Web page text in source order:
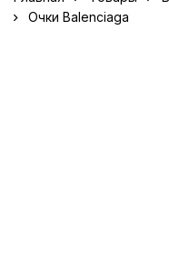
Очки Balenciaga